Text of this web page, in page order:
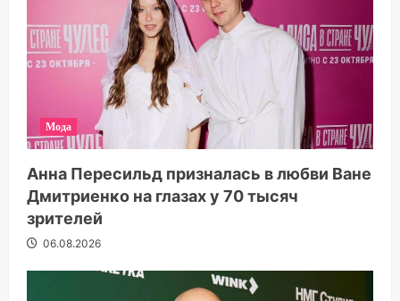
Мода
Анна Пересильд призналась в любви Ване
Дмитриенко на глазах у 70 тысяч
зрителей
06.08.2026